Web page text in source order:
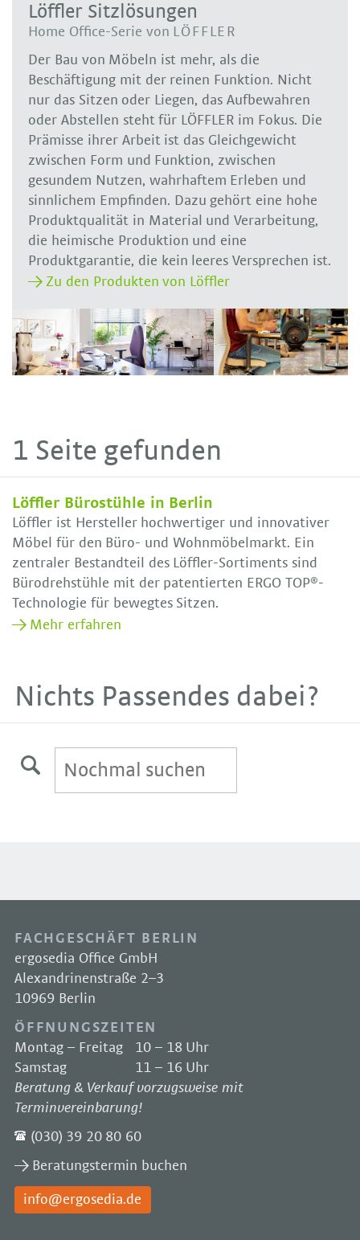
Löffler Sitzlösungen
Home Office-Serie von LÖFFLER
Der Bau von Möbeln ist mehr, als die
Beschäftigung mit der reinen Funktion. Nicht
nur das Sitzen oder Liegen, das Aufbewahren
oder Abstellen steht für LÖFFLER im Fokus. Die
Prämisse ihrer Arbeit ist das Gleichgewicht
zwischen Form und Funktion, zwischen
gesundem Nutzen, wahrhaftem Erleben und
sinnlichem Empfinden. Dazu gehört eine hohe
Produktqualität in Material und Verarbeitung,
die heimische Produktion und eine
Produktgarantie, die kein leeres Versprechen ist.
Zu den Produkten von Löffler
1 Seite gefunden
Löffler Bürostühle in Berlin
Löffler ist Hersteller hochwertiger und innovativer
Möbel für den Büro- und Wohnmöbelmarkt. Ein
zentraler Bestandteil des Löffler-Sortiments sind
Bürodrehstühle mit der patentierten ERGO TOP®-
Technologie für bewegtes Sitzen.
Mehr erfahren
Nichts Passendes dabei?
FACHGESCHÄFT BERLIN
ergosedia Office GmbH
Alexandrinenstraße 2–3
10969 Berlin
ÖFFNUNGSZEITEN
Montag – Freitag
10 – 18 Uhr
Samstag
11 – 16 Uhr
Beratung & Verkauf vorzugsweise mit
Terminvereinbarung!
(030) 39 20 80 60
Beratungstermin buchen
info@ergosedia.de